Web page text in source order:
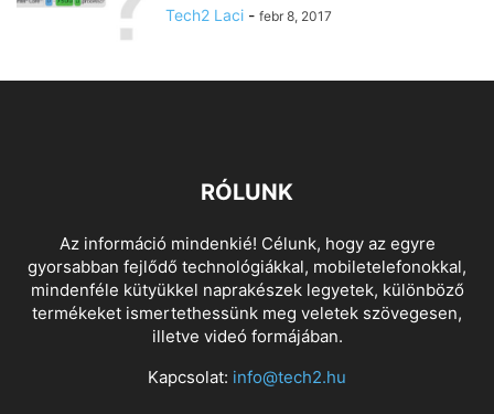
Tech2 Laci - febr 8, 2017
RÓLUNK
Az információ mindenkié! Célunk, hogy az egyre
gyorsabban fejlődő technológiákkal, mobiletelefonokkal,
mindenféle kütyükkel naprakészek legyetek, különböző
termékeket ismertethessünk meg veletek szövegesen,
illetve videó formájában.
Kapcsolat: info@tech2.hu